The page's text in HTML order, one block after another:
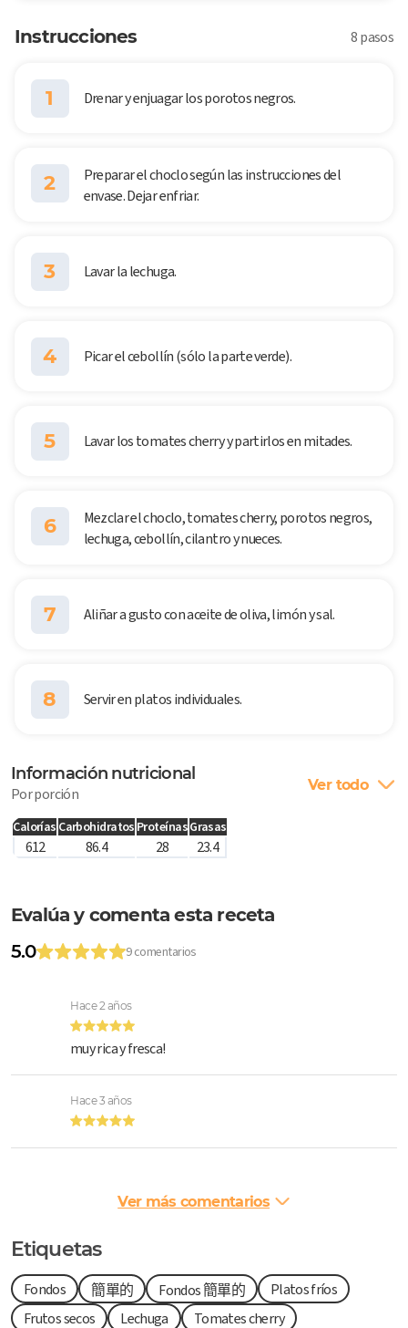
Instrucciones 8 pasos
1 Drenar y enjuagar los porotos negros.
2
Preparar el choclo según las instrucciones del
envase. Dejar enfriar.
3 Lavar la lechuga.
4 Picar el cebollín (sólo la parte verde).
5 Lavar los tomates cherry y partirlos en mitades.
6
Mezclar el choclo, tomates cherry, porotos negros,
lechuga, cebollín, cilantro y nueces.
7 Aliñar a gusto con aceite de oliva, limón y sal.
8 Servir en platos individuales.
Información nutricional
Por porción Ver todo
Calorías Carbohidratos ProteínasGrasas
612 86.4 28 23.4
Evalúa y comenta esta receta
5.0
9 comentarios
Hace 2 años
muy rica y fresca!
Hace 3 años
Ver más comentarios
Etiquetas
Fondos 簡單的 Fondos 簡單的
Platos fríos
Frutos secos
Lechuga Tomates cherry